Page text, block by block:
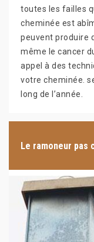
toutes les failles
cheminée est
peuvent produire
même le cancer
appel à des
votre cheminée.
long de l’année.
Le ramoneur pas